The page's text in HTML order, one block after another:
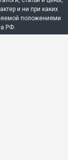
и ни при каких
положениями
РФ.